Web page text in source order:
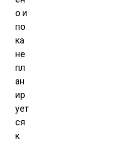
о и
по
ка
не
пл
ан
ир
ует
ся
к